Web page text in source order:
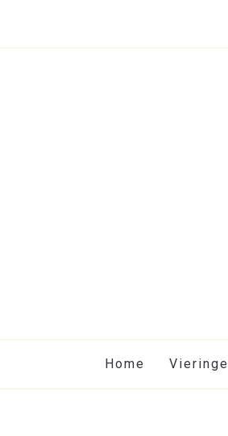
Home